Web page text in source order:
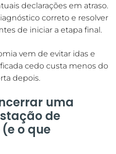
declarações em atraso.
correto e resolver
de iniciar a etapa final.
vem de evitar idas e
cedo custa menos do
depois.
uma
de
o que